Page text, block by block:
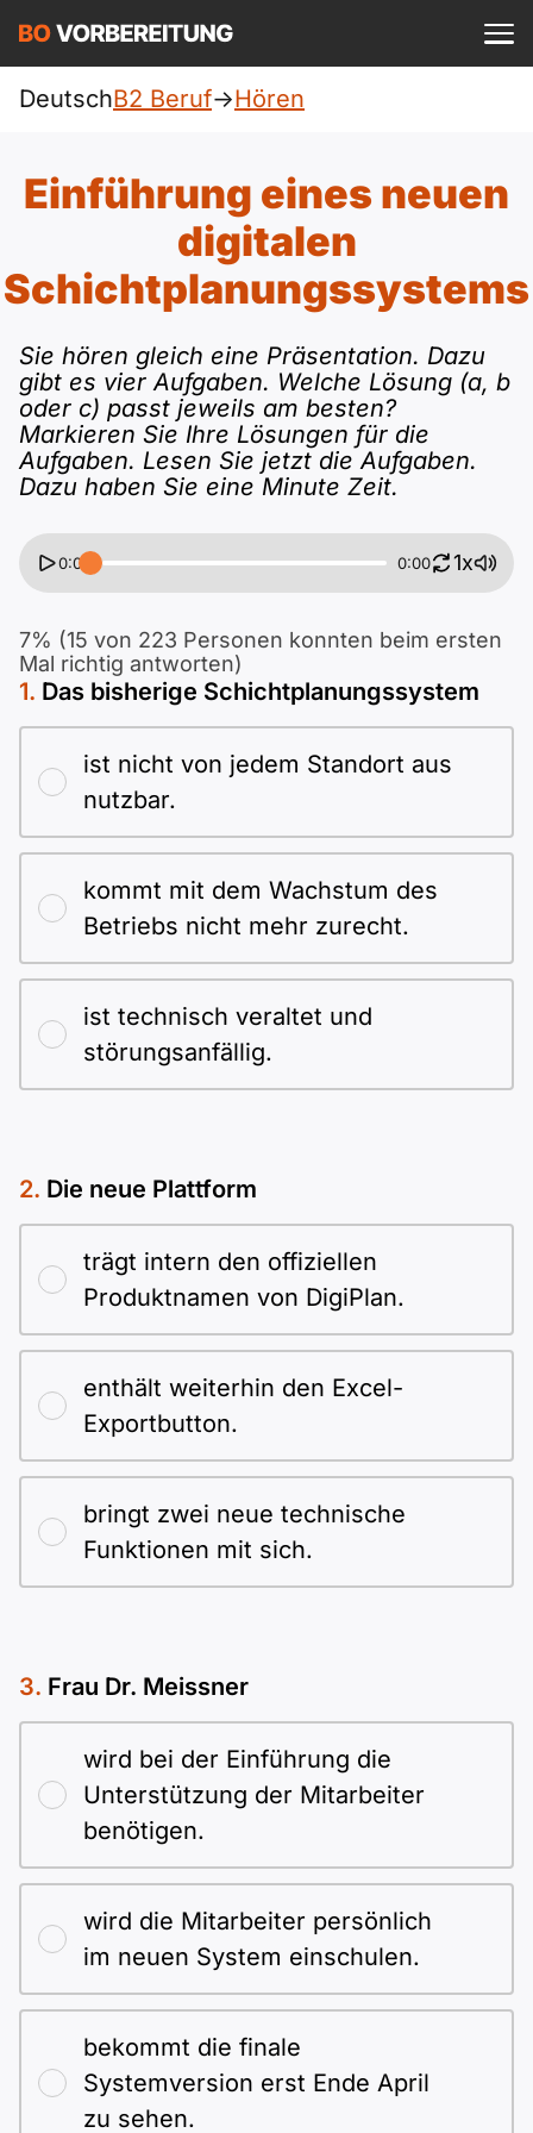
Beruf
Allgemein
telc
Goethe
ÖIF
Pflege (telc)
Deutsch
Englisch
Türkisch
Ukrainisch
Russisch
Polnisch
A1 DTZ
A1 telc
A1 Goethe
A1 ÖIF
A2 Allgemein
A2 DTZ
A2 telc
A2 ÖIF
B1
B1 Allgemein
B1 DTZ
B1 telc
B1 Goethe
B1 ÖIF
B1 ÖSD
B1 Pflege (telc)
B2
B2 Allgemein
B2 telc
B2 Goethe
B2 Pflege (telc)
Blog
Mehr Tools
Online-Kurse
Einbürgerungstest
Spiele
Schulen & Kurse
Lebenslauf erstellen
Einloggen ist kostenlos?
DeutschB2 Beruf->Hören
Einführung eines neuen
digitalen
Schichtplanungssystems
Sie hören gleich eine Präsentation. Dazu
gibt es vier Aufgaben. Welche Lösung (a, b
oder c) passt jeweils am besten?
Markieren Sie Ihre Lösungen für die
Aufgaben. Lesen Sie jetzt die Aufgaben.
Dazu haben Sie eine Minute Zeit.
0:00 0:00 1x
7% (15 von 223 Personen konnten beim ersten
Mal richtig antworten)
Das bisherige Schichtplanungssystem
ist nicht von jedem Standort aus
nutzbar.
kommt mit dem Wachstum des
Betriebs nicht mehr zurecht.
ist technisch veraltet und
störungsanfällig.
Die neue Plattform
trägt intern den offiziellen
Produktnamen von DigiPlan.
enthält weiterhin den Excel-
Exportbutton.
bringt zwei neue technische
Funktionen mit sich.
Frau Dr. Meissner
wird bei der Einführung die
Unterstützung der Mitarbeiter
benötigen.
wird die Mitarbeiter persönlich
im neuen System einschulen.
bekommt die finale
Systemversion erst Ende April
zu sehen.